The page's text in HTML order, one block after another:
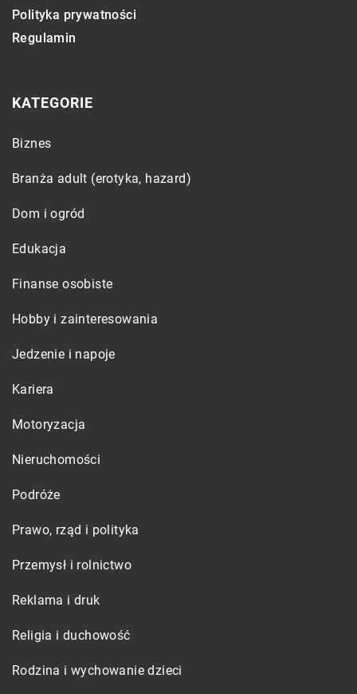
Polityka prywatności
Regulamin
KATEGORIE
Biznes
Branża adult (erotyka, hazard)
Dom i ogród
Edukacja
Finanse osobiste
Hobby i zainteresowania
Jedzenie i napoje
Kariera
Motoryzacja
Nieruchomości
Podróże
Prawo, rząd i polityka
Przemysł i rolnictwo
Reklama i druk
Religia i duchowość
Rodzina i wychowanie dzieci